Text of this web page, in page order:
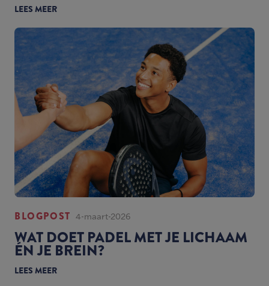
LEES MEER
BLOGPOST 4-maart-2026
WAT DOET PADEL MET JE LICHAAM
ÉN JE BREIN?
LEES MEER